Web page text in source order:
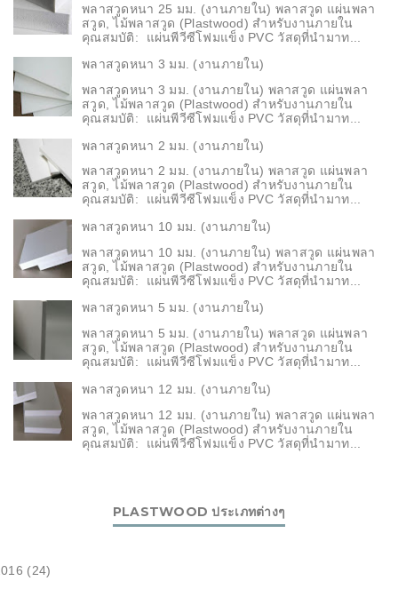
พลาสวูดหนา 25 มม. (งานภายใน) พลาสวูด แผ่นพลา
สวูด, ไม้พลาสวูด (Plastwood) สำหรับงานภายใน
คุณสมบัติ: แผ่นพีวีซีโฟมแข็ง PVC วัสดุที่นำมาท...
พลาสวูดหนา 3 มม. (งานภายใน)
พลาสวูดหนา 3 มม. (งานภายใน) พลาสวูด แผ่นพลา
สวูด, ไม้พลาสวูด (Plastwood) สำหรับงานภายใน
คุณสมบัติ: แผ่นพีวีซีโฟมแข็ง PVC วัสดุที่นำมาท...
พลาสวูดหนา 2 มม. (งานภายใน)
พลาสวูดหนา 2 มม. (งานภายใน) พลาสวูด แผ่นพลา
สวูด, ไม้พลาสวูด (Plastwood) สำหรับงานภายใน
คุณสมบัติ: แผ่นพีวีซีโฟมแข็ง PVC วัสดุที่นำมาท...
พลาสวูดหนา 10 มม. (งานภายใน)
พลาสวูดหนา 10 มม. (งานภายใน) พลาสวูด แผ่นพลา
สวูด, ไม้พลาสวูด (Plastwood) สำหรับงานภายใน
คุณสมบัติ: แผ่นพีวีซีโฟมแข็ง PVC วัสดุที่นำมาท...
พลาสวูดหนา 5 มม. (งานภายใน)
พลาสวูดหนา 5 มม. (งานภายใน) พลาสวูด แผ่นพลา
สวูด, ไม้พลาสวูด (Plastwood) สำหรับงานภายใน
คุณสมบัติ: แผ่นพีวีซีโฟมแข็ง PVC วัสดุที่นำมาท...
พลาสวูดหนา 12 มม. (งานภายใน)
พลาสวูดหนา 12 มม. (งานภายใน) พลาสวูด แผ่นพลา
สวูด, ไม้พลาสวูด (Plastwood) สำหรับงานภายใน
คุณสมบัติ: แผ่นพีวีซีโฟมแข็ง PVC วัสดุที่นำมาท...
PLASTWOOD ประเภทต่างๆ
(24)